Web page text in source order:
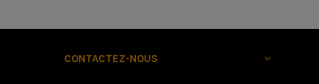
CONTACTEZ-NOUS